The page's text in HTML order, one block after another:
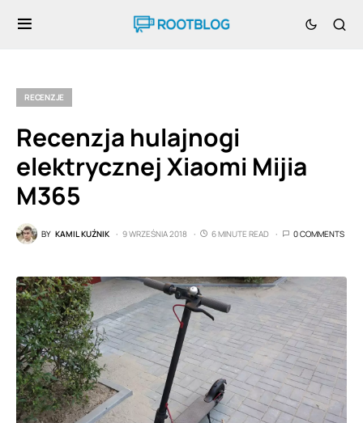
RECENZJE
Recenzja hulajnogi
elektrycznej Xiaomi Mijia
M365
BY KAMIL KUŹNIK 9 WRZEŚNIA 2018 6 MINUTE READ 0 COMMENTS